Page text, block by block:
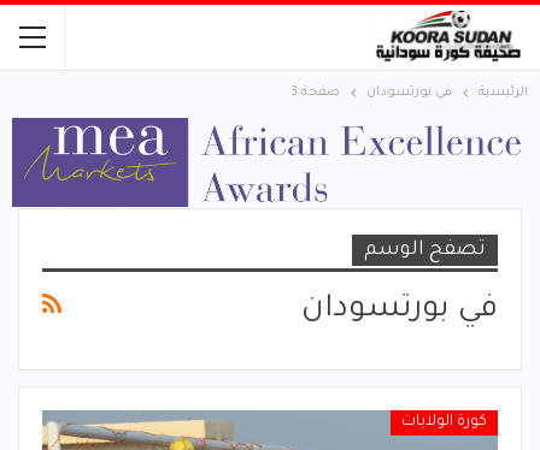
الرئيسية في بورتسودان صفحة 3
تصفح الوسم
في بورتسودان
كورة الولايات